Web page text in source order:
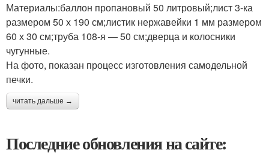
Материалы:баллон пропановый 50 литровый;лист 3-ка
размером 50 х 190 см;листик нержавейки 1 мм размером
60 х 30 см;труба 108-я — 50 см;дверца и колосники
чугунные.
На фото, показан процесс изготовления самодельной
печки.
читать дальше →
Последние обновления на сайте: